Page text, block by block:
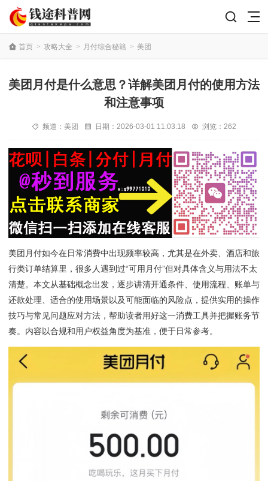
首页 > 攻略大全 > 月付综合秘籍 > 美团
美团月付是什么意思？详解美团月付的使用方法
和注意事项
频道： 美团 日期： 2026-03-01 11:03:18 浏览：262
美团月付如今在日常消费中出现频率较高，尤其是在外卖、酒店和旅
行类订单结算里，很多人遇到过“可用月付”但对具体含义与用法不太
清楚。本文从基础概念出发，逐步讲清开通条件、使用流程、账单与
还款处理、适合的使用场景以及可能面临的风险点，提供实用的操作
技巧与常见问题应对方法，帮助读者用好这一消费工具并把握账务节
奏。内容以合规和用户权益角度为基准，便于日常参考。